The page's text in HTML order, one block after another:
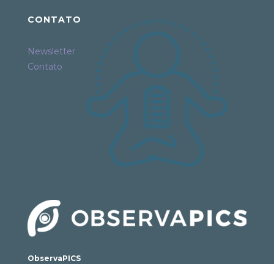
CONTATO
Newsletter
Contato
ObservaPICS